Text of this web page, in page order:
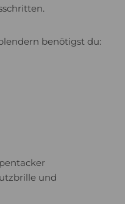
benötigst du:
und